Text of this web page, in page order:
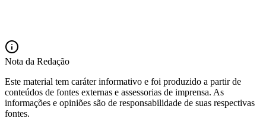
Vasco
Nota da Redação
Este material tem caráter informativo e foi produzido a partir de
conteúdos de fontes externas e assessorias de imprensa. As
informações e opiniões são de responsabilidade de suas respectivas
fontes.